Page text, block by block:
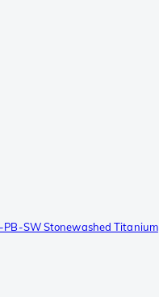
PB-SW Stonewashed Titanium